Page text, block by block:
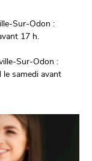
Sur-Odon :
17 h.
Sur-Odon :
samedi avant